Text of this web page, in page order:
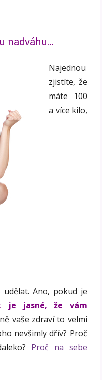
nadváhu…
Najednou
zjistíte, že
máte 100
a více kilo,
Ano, pokud je
je jasné, že vám
vaše zdraví to velmi
nevšimly dřív? Proč
Proč na sebe